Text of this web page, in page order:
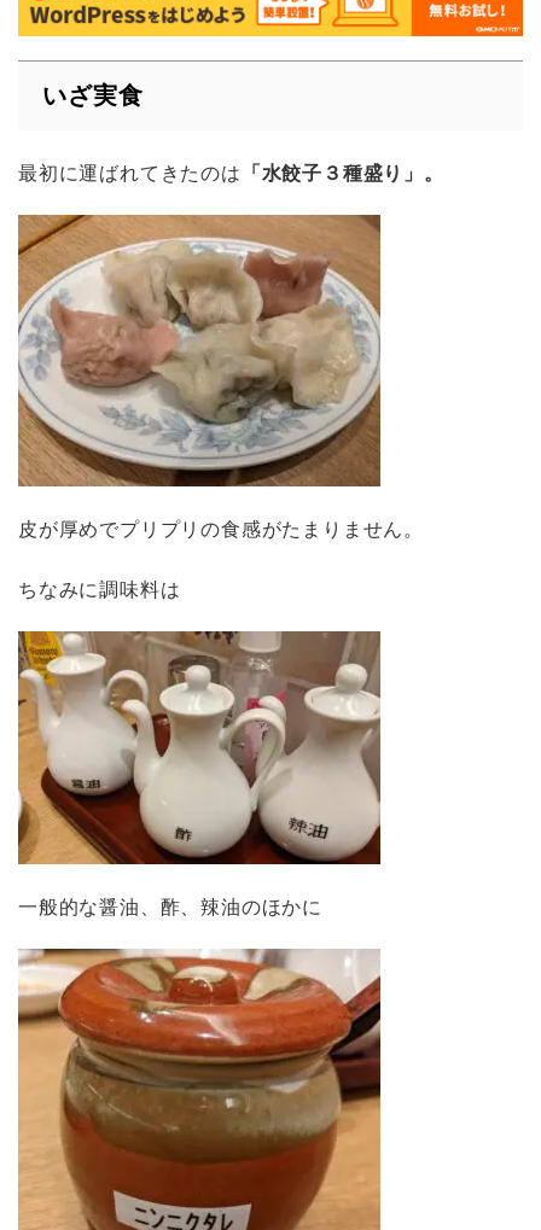
いざ実食
最初に運ばれてきたのは 「水餃子３種盛り」。
皮が厚めでプリプリの食感がたまりません。
ちなみに調味料は
一般的な醤油、酢、辣油のほかに